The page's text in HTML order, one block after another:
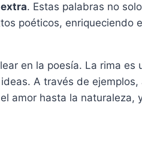
extra. Estas palabras no
poéticos, enriqueciendo
en la poesía. La rima es
A través de ejemplos,
amor hasta la naturaleza,